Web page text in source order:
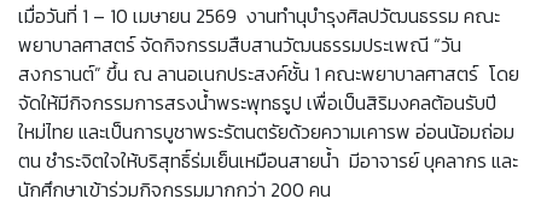
เมื่อวันที่ 1 – 10 เมษายน 2569 งานทำนุบำรุงศิลปวัฒนธรรม คณะ
พยาบาลศาสตร์ จัดกิจกรรมสืบสานวัฒนธรรมประเพณี “วัน
สงกรานต์” ขึ้น ณ ลานอเนกประสงค์ชั้น 1 คณะพยาบาลศาสตร์ โดย
จัดให้มีกิจกรรมการสรงน้ำพระพุทธรูป เพื่อเป็นสิริมงคลต้อนรับปี
ใหม่ไทย และเป็นการบูชาพระรัตนตรัยด้วยความเคารพ อ่อนน้อมถ่อม
ตน ชำระจิตใจให้บริสุทธิ์ร่มเย็นเหมือนสายน้ำ มีอาจารย์ บุคลากร และ
นักศึกษาเข้าร่วมกิจกรรมมากกว่า 200 คน